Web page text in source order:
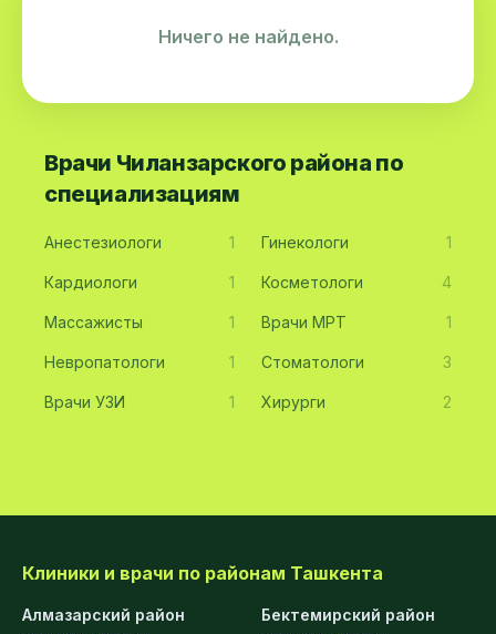
Ничего не найдено.
Врачи Чиланзарского района по
специализациям
Анестезиологи 1 Гинекологи 1
Кардиологи 1 Косметологи 4
Массажисты 1 Врачи МРТ 1
Невропатологи 1 Стоматологи 3
Врачи УЗИ 1 Хирурги 2
Клиники и врачи по районам Ташкента
Алмазарский район
Бектемирский район